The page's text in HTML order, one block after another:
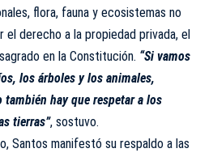
flora, fauna y ecosistemas no
el derecho a la propiedad privada, el
en la Constitución. “Si vamos
los árboles y los animales,
también hay que respetar a los
tierras”, sostuvo.
Santos manifestó su respaldo a las